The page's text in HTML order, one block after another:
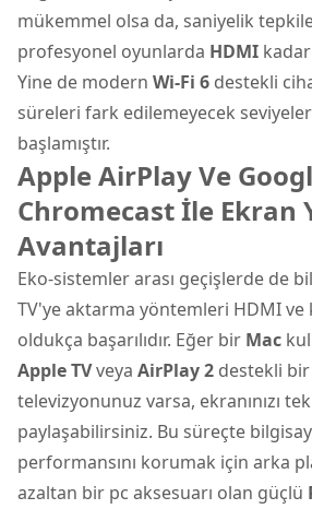
mükemmel olsa da, saniyelik
profesyonel oyunlarda HDMI kadar
Yine de modern Wi-Fi 6 destekli
süreleri fark edilemeyecek
başlamıştır.
Apple AirPlay Ve
Chromecast İle Ekran
Avantajları
Eko-sistemler arası geçişlerde de
TV'ye aktarma yöntemleri HDMI
oldukça başarılıdır. Eğer bir Mac
Apple TVveya AirPlay 2 destekli bir
televizyonunuz varsa, ekranınızı
paylaşabilirsiniz. Bu süreçte
performansını korumak için arka
azaltan bir pc aksesuarı olan güçlü